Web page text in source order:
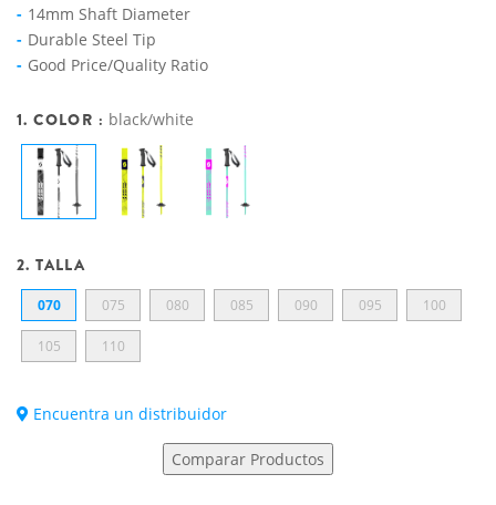
14mm Shaft Diameter
Durable Steel Tip
Good Price/Quality Ratio
1. COLOR : black/white
2. TALLA
070 075 080 085 090 095 100
105 110
Encuentra un distribuidor
Comparar Productos